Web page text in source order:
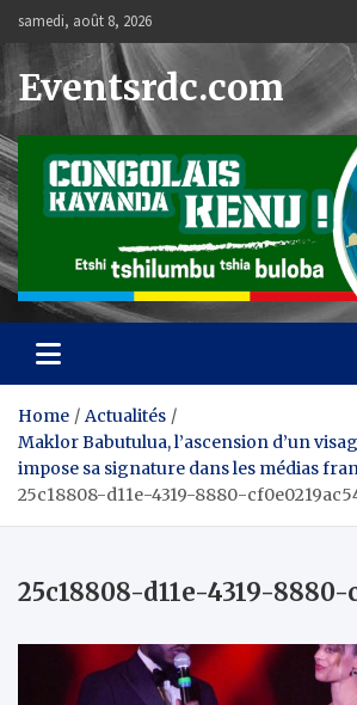
content
samedi, août 8, 2026
Eventsrdc.com
Home
Actualités
Maklor Babutulua, l’ascension d’un
impose sa signature dans les médias
25c18808-d11e-4319-8880-
25c18808-d11e-4319-8880-